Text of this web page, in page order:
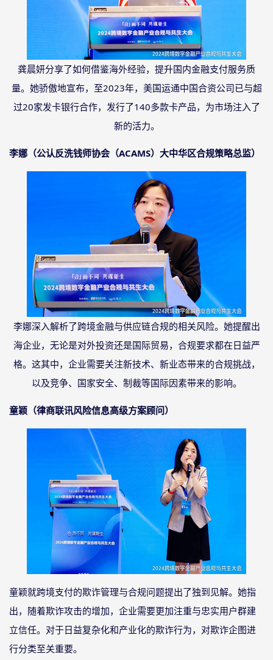
龚晨妍分享了如何借鉴海外经验，提升国内金融支付服务质
量。她骄傲地宣布，至2023年，美国运通中国合资公司已与超
过20家发卡银行合作，发行了140多款卡产品，为市场注入了
新的活力。
李娜（公认反洗钱师协会（ACAMS）大中华区合规策略总监）
李娜深入解析了跨境金融与供应链合规的相关风险。她提醒出
海企业，无论是对外投资还是国际贸易，合规要求都在日益严
格。这其中，企业需要关注新技术、新业态带来的合规挑战，
以及竞争、国家安全、制裁等国际因素带来的影响。
童颖（律商联讯风险信息高级方案顾问）
童颖就跨境支付的欺诈管理与合规问题提出了独到见解。她指
出，随着欺诈攻击的增加，企业需要更加注重与忠实用户群建
立信任。对于日益复杂化和产业化的欺诈行为，对欺诈企图进
行分类至关重要。